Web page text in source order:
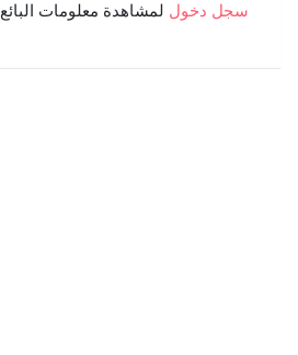
سجل دخول لمشاهدة معلومات البائع